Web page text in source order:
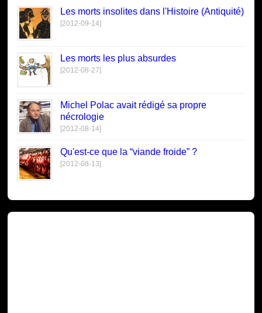
Les morts insolites dans l'Histoire (Antiquité)
[2012-09-14]
Les morts les plus absurdes
[2012-08-27]
Michel Polac avait rédigé sa propre
nécrologie
[2012-08-14]
Qu'est-ce que la “viande froide” ?
[2012-08-13]